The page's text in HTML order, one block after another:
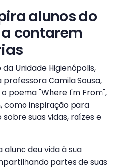
alunos do
a contarem
Unidade Higienópolis,
Camila Sousa,
poema "Where I'm From",
como inspiração para
suas vidas, raízes e
aluno deu vida à sua
partes de suas